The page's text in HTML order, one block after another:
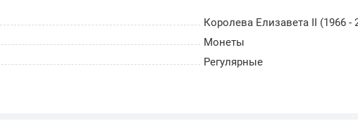
Королева Елизавета II (1966 -
Монеты
Регулярные